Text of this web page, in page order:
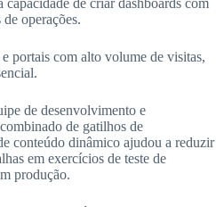
de operações.
portais com alto volume de visitas,
de desenvolvimento e
de gatilhos de
conteúdo dinâmico ajudou a reduzir
em exercícios de teste de
produção.